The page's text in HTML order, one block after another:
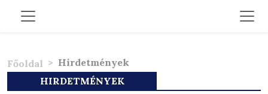
Főoldal
Hirdetmények
HIRDETMÉNYEK